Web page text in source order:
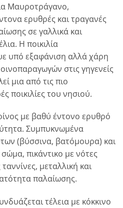
Μαυροτράγανο,
ερυθρές και τραγανές
σε γαλλικά και
Η ποικιλία
υπό εξαφάνιση αλλά χάρη
στις γηγενείς
μια από τις πιο
ποικιλίες του νησιού.
με βαθύ έντονο ερυθρό
Συμπυκνωμένα
(βύσσινα, βατόμουρα) και
πικάντικο με νότες
μεταλλική και
παλαίωσης.
τέλεια με κόκκινο